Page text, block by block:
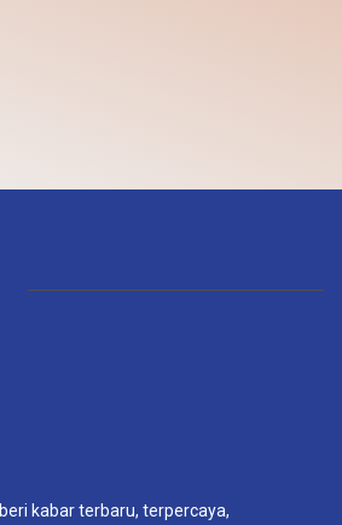
kabar terbaru, terpercaya,